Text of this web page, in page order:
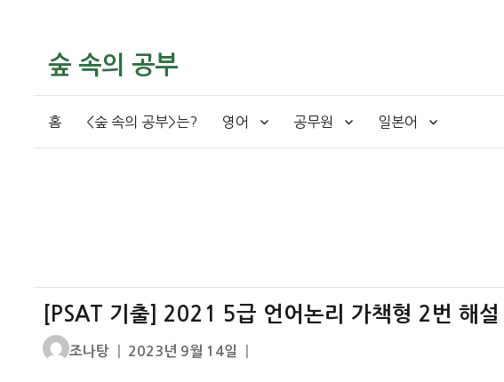
숲 속의 공부
홈 <숲 속의 공부>는? 영어 공무원 일본어
[PSAT 기출] 2021 5급 언어논리 가책형 2번 해설
글
조나탕
작
2023년 9월 14일